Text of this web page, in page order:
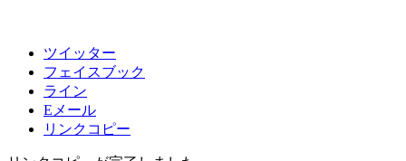
ツイッター
フェイスブック
ライン
Eメール
リンクコピー